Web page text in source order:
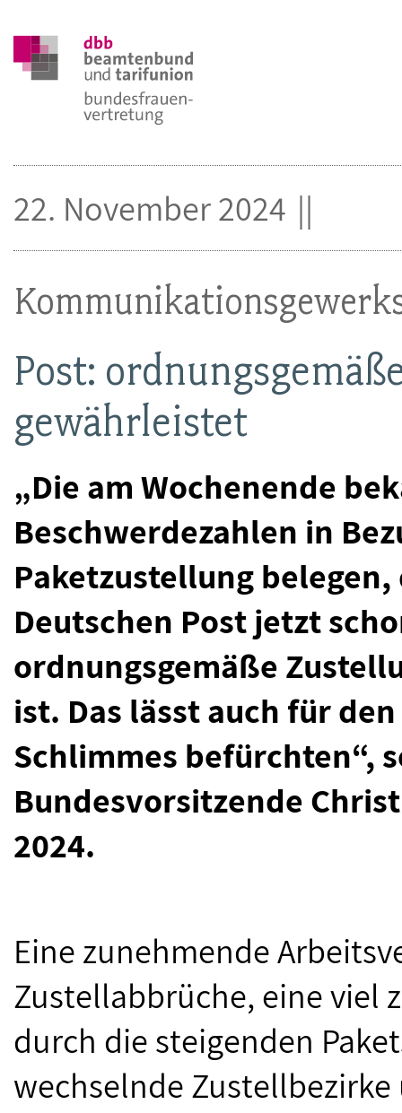
Post:
gewährleistet
„Die am Wochenende
Beschwerdezahlen in
Paketzustellung
Deutschen Post jetzt
ordnungsgemäße
ist. Das lässt auch für
Schlimmes befürchten“,
Bundesvorsitzende
2024.
22. November 2024
Eine zunehmende
Zustellabbrüche, eine viel
durch die steigenden
wechselnde